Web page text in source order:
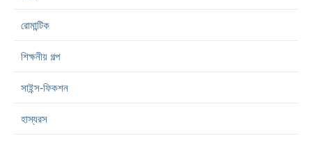
রোমান্টিক
শিক্ষনীয় গল্প
সাইন্স-ফিকশন
হাস্যরস